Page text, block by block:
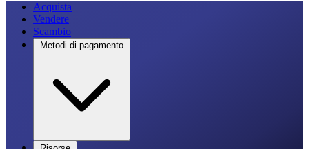
Acquista
Vendere
Scambio
Metodi di pagamento